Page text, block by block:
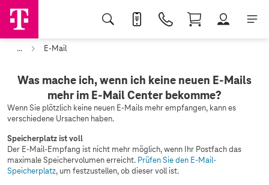
... E-Mail
Was mache ich, wenn ich keine neuen E-Mails
mehr im E-Mail Center bekomme?
Wenn Sie plötzlich keine neuen E-Mails mehr empfangen, kann es
verschiedene Ursachen haben.
Speicherplatz ist voll
Der E-Mail-Empfang ist nicht mehr möglich, wenn Ihr Postfach das
maximale Speichervolumen erreicht. Prüfen Sie den E-Mail-
Speicherplatz, um festzustellen, ob dieser voll ist.